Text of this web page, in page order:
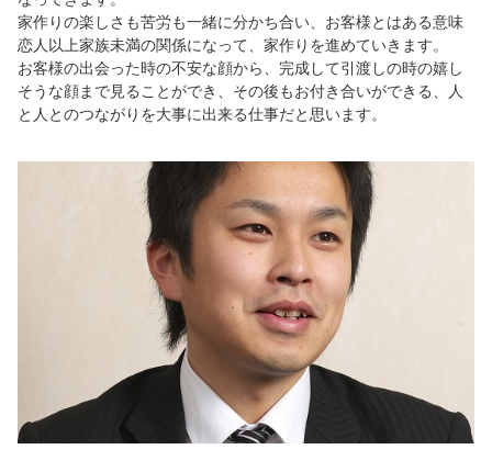
家作りの楽しさも苦労も一緒に分かち合い、お客様とはある意味
恋人以上家族未満の関係になって、家作りを進めていきます。
お客様の出会った時の不安な顔から、完成して引渡しの時の嬉し
そうな顔まで見ることができ、その後もお付き合いができる、人
と人とのつながりを大事に出来る仕事だと思います。